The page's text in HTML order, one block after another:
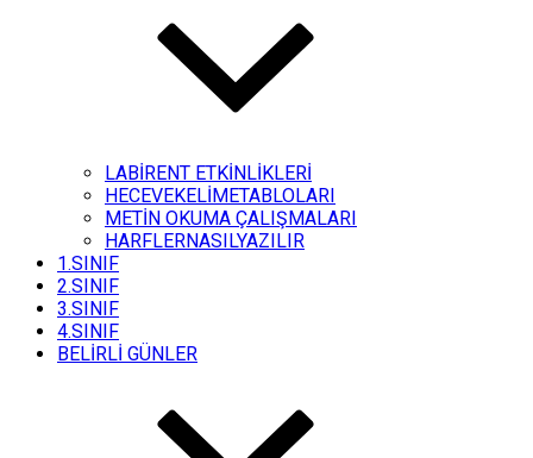
LABİRENT ETKİNLİKLERİ
HECEVEKELİMETABLOLARI
METİN OKUMA ÇALIŞMALARI
HARFLERNASILYAZILIR
1.SINIF
2.SINIF
3.SINIF
4.SINIF
BELİRLİ GÜNLER